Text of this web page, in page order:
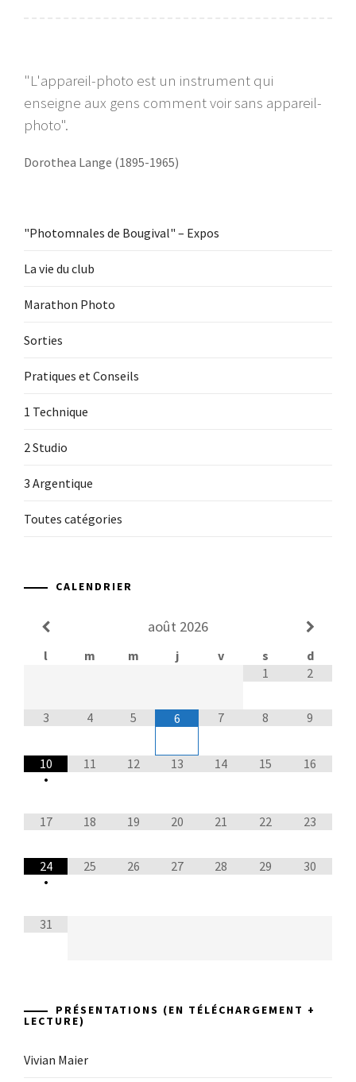
"L'appareil-photo est un instrument qui
enseigne aux gens comment voir sans appareil-
photo".
Dorothea Lange (1895-1965)
"Photomnales de Bougival" – Expos
La vie du club
Marathon Photo
Sorties
Pratiques et Conseils
1 Technique
2 Studio
3 Argentique
Toutes catégories
CALENDRIER
août 2026
l m m j v s
d
1
2
3 4 5 6 7 8 9
10
•
11 12 13 14 15 16
17 18 19 20 21 22 23
24
•
25 26 27 28 29 30
31
PRÉSENTATIONS (EN TÉLÉCHARGEMENT +
LECTURE)
Vivian Maier